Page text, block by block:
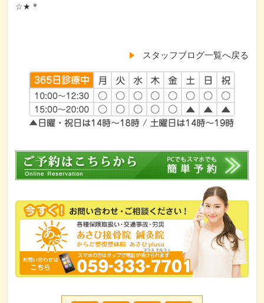
☆★ ＊
スタッフブログ一覧へ戻る